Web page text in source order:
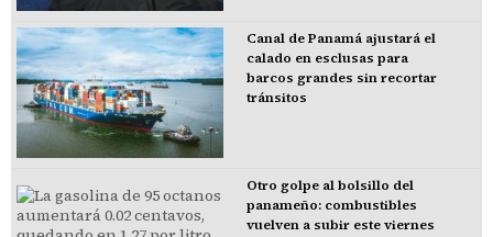
Canal de Panamá ajustará el
calado en esclusas para
barcos grandes sin recortar
tránsitos
Otro golpe al bolsillo del
panameño: combustibles
vuelven a subir este viernes